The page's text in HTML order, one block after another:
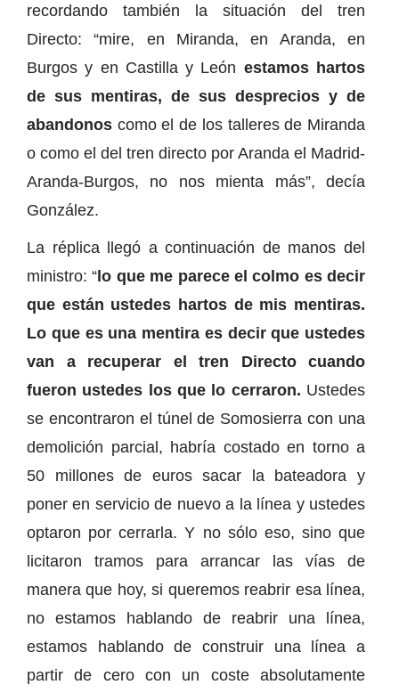
recordando también la situación del tren
Directo: “mire, en Miranda, en Aranda, en
Burgos y en Castilla y León estamos hartos
de sus mentiras, de sus desprecios y de
abandonos como el de los talleres de Miranda
o como el del tren directo por Aranda el Madrid-
Aranda-Burgos, no nos mienta más”, decía
González.
La réplica llegó a continuación de manos del
ministro: “lo que me parece el colmo es decir
que están ustedes hartos de mis mentiras.
Lo que es una mentira es decir que ustedes
van a recuperar el tren Directo cuando
fueron ustedes los que lo cerraron. Ustedes
se encontraron el túnel de Somosierra con una
demolición parcial, habría costado en torno a
50 millones de euros sacar la bateadora y
poner en servicio de nuevo a la línea y ustedes
optaron por cerrarla. Y no sólo eso, sino que
licitaron tramos para arrancar las vías de
manera que hoy, si queremos reabrir esa línea,
no estamos hablando de reabrir una línea,
estamos hablando de construir una línea a
partir de cero con un coste absolutamente